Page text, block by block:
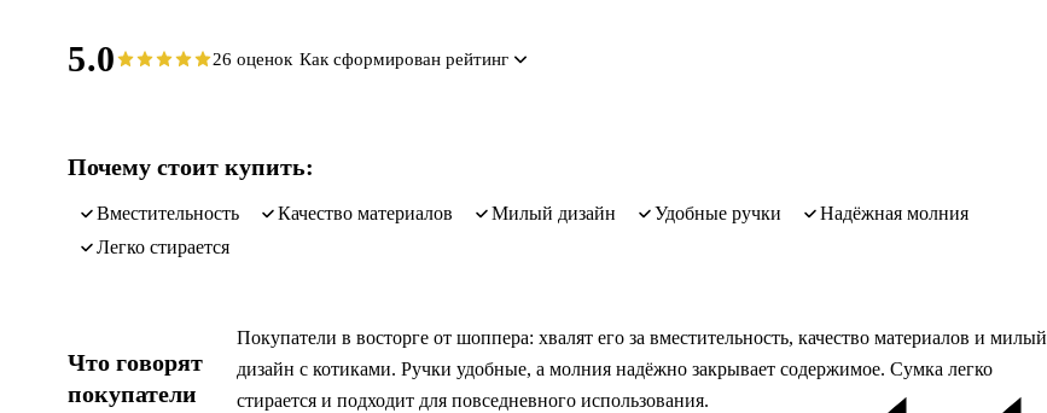
5.0 26 оценок Как сформирован рейтинг
Почему стоит купить:
вместительность качество материалов милый дизайн удобные ручки
надёжная молния
легко стирается
Что говорят
покупатели
Покупатели в восторге от шоппера: хвалят его за вместительность, качество материалов и милый
дизайн с котиками. Ручки удобные, а молния надёжно закрывает содержимое. Сумка легко
стирается и подходит для повседневного использования.